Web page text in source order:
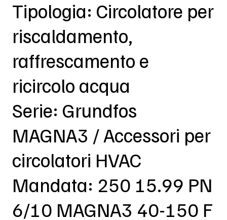
Tipologia: Circolatore per
riscaldamento,
raffrescamento e
ricircolo acqua
Serie: Grundfos
MAGNA3 / Accessori per
circolatori HVAC
Mandata: 250 15.99 PN
6/10 MAGNA3 40-150 F